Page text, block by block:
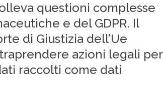
questioni complesse
e del GDPR. Il
di Giustizia dell’Ue
azioni legali per
raccolti come dati